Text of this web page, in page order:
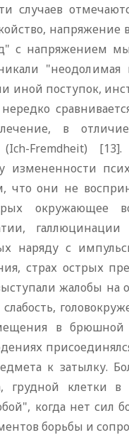
случаев
напряжение
с напряжением
"неодолимая
иной поступок,
в отличие
Fremdheit)
что они не
окружающее
наряду с
страх острых
жалобы на
слабость,
в брюшной
к затылку.
грудной клетки
когда нет сил
борьбы и